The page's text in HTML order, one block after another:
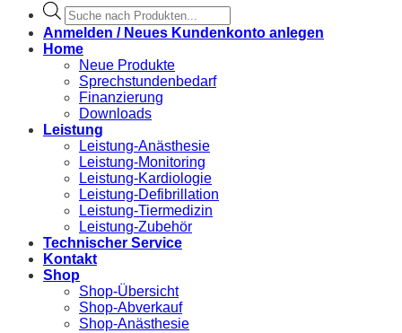
Products
search
Anmelden / Neues Kundenkonto anlegen
Home
Neue Produkte
Sprechstundenbedarf
Finanzierung
Downloads
Leistung
Leistung-Anästhesie
Leistung-Monitoring
Leistung-Kardiologie
Leistung-Defibrillation
Leistung-Tiermedizin
Leistung-Zubehör
Technischer Service
Kontakt
Shop
Shop-Übersicht
Shop-Abverkauf
Shop-Anästhesie